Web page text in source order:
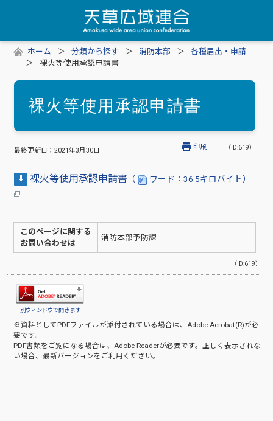
ホーム 分類から探す 消防本部
各種届出・申請
裸火等使用承認申請書
裸火等使用承認申請書
最終更新日： 2021年3月30日 （ID:619）
印刷
裸火等使用承認申請書 （ ワード：36.5キロバイト）
このページに関する
お問い合わせは
消防本部予防課
（ID:619）
別ウィンドウで開きます
※資料としてPDFファイルが添付されている場合は、Adobe Acrobat(R)が必
要です。
PDF書類をご覧になる場合は、Adobe Readerが必要です。正しく表示されな
い場合、最新バージョンをご利用ください。